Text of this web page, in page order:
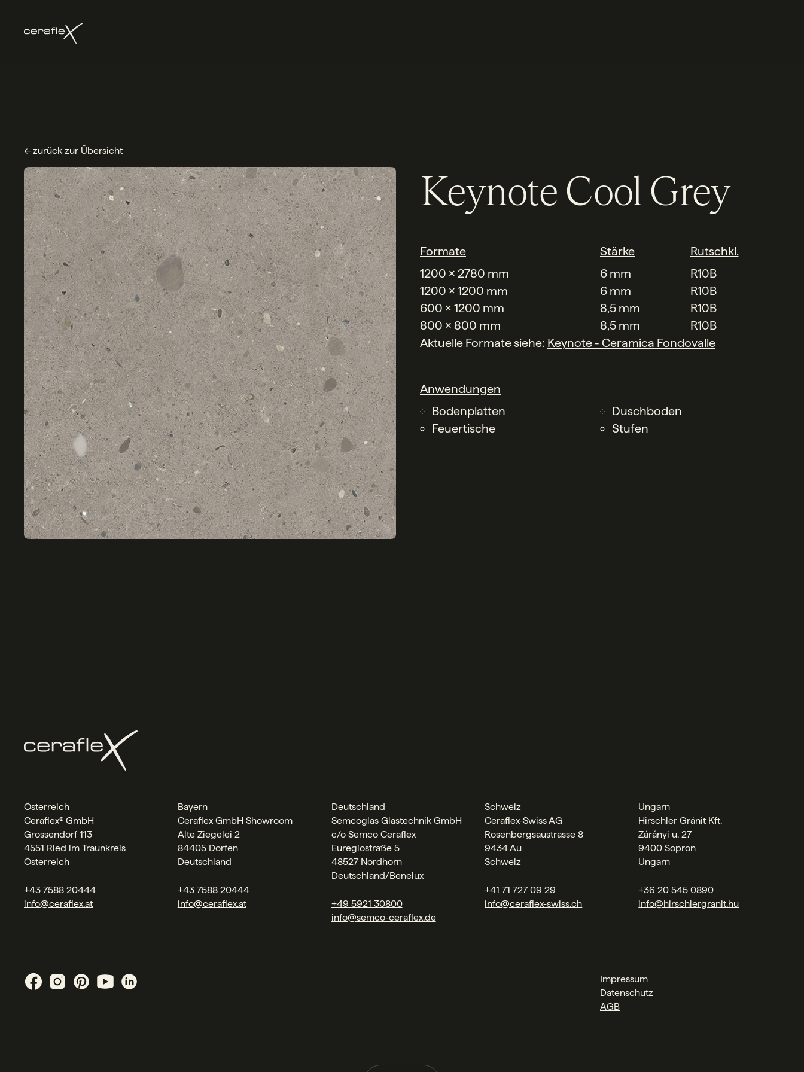
← zurück zur Übersicht
Keynote Cool Grey
Formate Stärke
Rutschkl.
1200 x 2780 mm
6 mm
R10B
1200 x 1200 mm
6 mm
R10B
600 x 1200 mm
8,5 mm
R10B
800 x 800 mm
8,5 mm
R10B
Aktuelle Formate siehe: Keynote - Ceramica Fondovalle
Anwendungen
Bodenplatten
Duschboden
Feuertische
Stufen
Österreich
Ceraflex® GmbH
Grossendorf 113
4551 Ried im Traunkreis
Österreich
+43 7588 20444
info@ceraflex.at
Bayern
Ceraflex GmbH Showroom
Alte Ziegelei 2
84405 Dorfen
Deutschland
+43 7588 20444
info@ceraflex.at
Deutschland
Semcoglas Glastechnik GmbH
c/o Semco Ceraflex
Euregiostraße 5
48527 Nordhorn
Deutschland/Benelux
+49 5921 30800
info@semco-ceraflex.de
Schweiz
Ceraflex‑Swiss AG
Rosenbergsaustrasse 8
9434 Au
Schweiz
+41 71 727 09 29
info@ceraflex-swiss.ch
Ungarn
Hirschler Gránit Kft.
Zárányi u. 27
9400 Sopron
Ungarn
+36 20 545 0890
info@hirschlergranit.hu
Impressum
Datenschutz
AGB